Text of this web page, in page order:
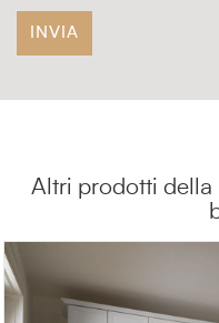
Altri prodotti della